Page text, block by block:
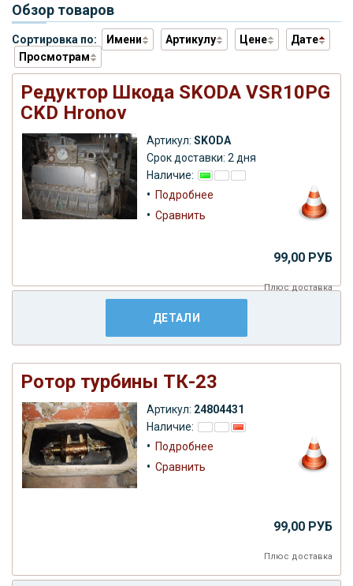
Обзор товаров
Сортировка по: Имени Артикулу Цене
Дате
Просмотрам
Редуктор Шкода SKODA VSR10PG
СKD Hronov
Артикул: SKODA
Срок доставки: 2 дня
Наличие:
• Подробнее
• Сравнить
99,00 РУБ
Плюсдоставка
ДЕТАЛИ
Ротор турбины ТК-23
Артикул: 24804431
Наличие:
• Подробнее
• Сравнить
99,00 РУБ
Плюс доставка